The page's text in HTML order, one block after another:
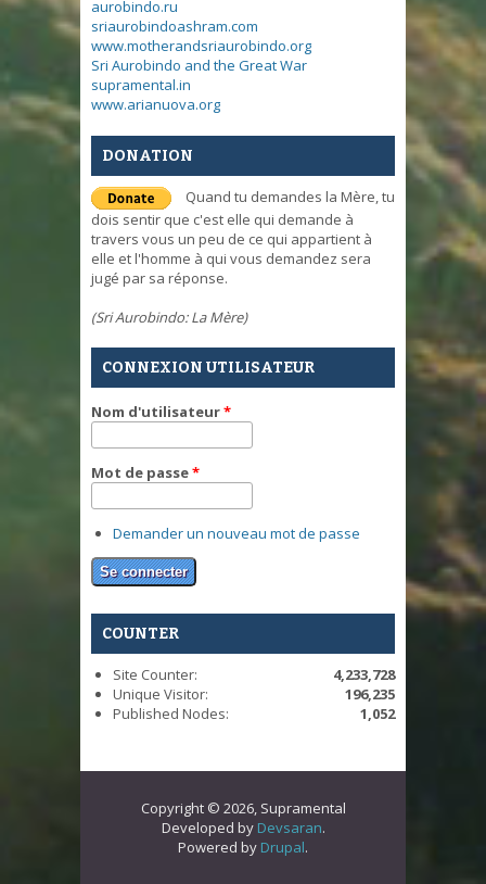
aurobindo.ru
sriaurobindoashram.com
www.motherandsriaurobindo.org
Sri Aurobindo and the Great War
supramental.in
www.arianuova.org
DONATION
Quand tu demandes la Mère, tu
dois sentir que c'est elle qui demande à
travers vous un peu de ce qui appartient à
elle et l'homme à qui vous demandez sera
jugé par sa réponse.
(Sri Aurobindo: La Mère)
CONNEXION UTILISATEUR
Nom d'utilisateur*
Mot de passe*
Demander un nouveau mot de passe
COUNTER
Site Counter:
4,233,728
Unique Visitor:
196,235
Published Nodes:
1,052
Copyright © 2026, Supramental
Developed by Devsaran.
Powered by Drupal.